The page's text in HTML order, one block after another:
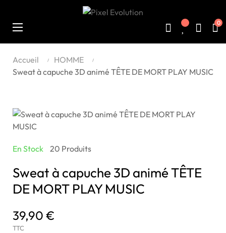
Basculer
☰ 0
Accueil
HOMME
Sweat à capuche 3D animé TÊTE DE MORT PLAY MUSIC
En Stock 20 Produits
Sweat à capuche 3D animé TÊTE
DE MORT PLAY MUSIC
39,90 €
TTC